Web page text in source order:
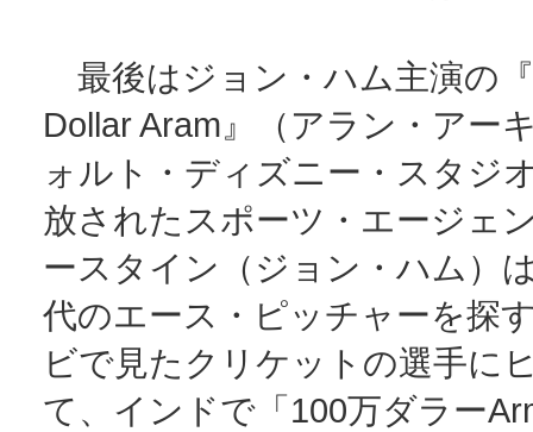
最後はジョン・ハム主演の
Dollar Aram』（アラン・アー
ォルト・ディズニー・スタジ
放されたスポーツ・エージェ
ースタイン（ジョン・ハム）
代のエース・ピッチャーを探
ビで見たクリケットの選手に
て、インドで「100万ダラー